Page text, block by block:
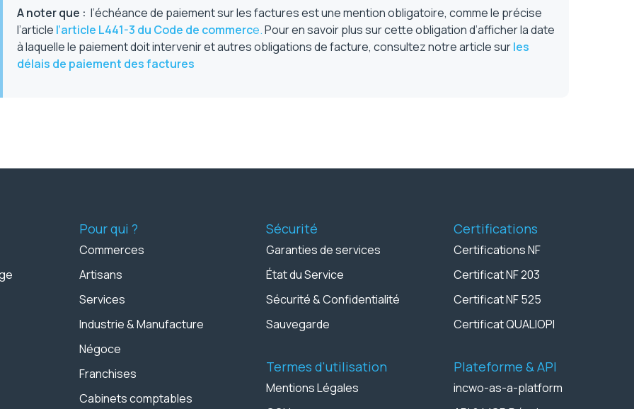
A noterque : l’échéance de paiement sur les factures est une mention obligatoire, comme le précise
l’article l’article L441-3 du Code de commerce.Pour en savoir plus sur cette obligation d’afficher la date
à laquelle le paiement doit intervenir et autres obligations de facture, consultez notre article surles
délais de paiement des factures
Pour qui ?
Commerces
Artisans
Services
Industrie & Manufacture
Négoce
Franchises
Cabinets comptables
Sécurité
Garanties de services
État du Service
Sécurité & Confidentialité
Sauvegarde
Termes d'utilisation
Mentions Légales
Certifications
Certifications NF
Certificat NF 203
Certificat NF 525
Certificat QUALIOPI
Plateforme & API
incwo-as-a-platform